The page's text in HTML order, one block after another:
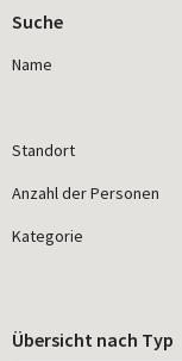
Suche
Name
Standort
Anzahl der Personen
Kategorie
Übersicht nach Typ